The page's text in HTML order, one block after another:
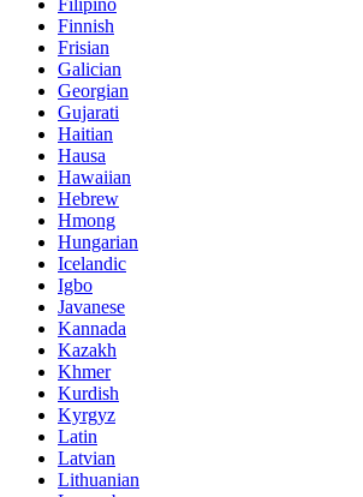
Filipino
Finnish
Frisian
Galician
Georgian
Gujarati
Haitian
Hausa
Hawaiian
Hebrew
Hmong
Hungarian
Icelandic
Igbo
Javanese
Kannada
Kazakh
Khmer
Kurdish
Kyrgyz
Latin
Latvian
Lithuanian